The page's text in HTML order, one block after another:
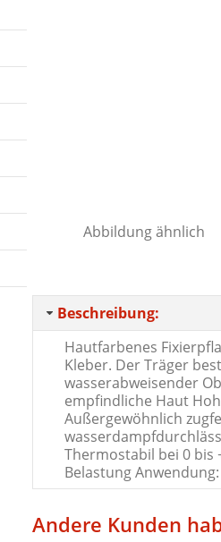
Beschreibung:
Hautfarbenes
Kleber. Der Träger
wasserabweisender
empfindliche Haut
Außergewöhnlich
Thermostabil bei 0 bis
Belastung Anwendung:
Andere Kunden